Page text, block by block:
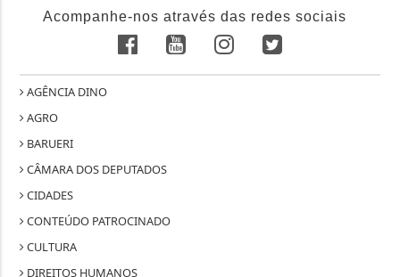
Acompanhe-nos através das redes sociais
AGÊNCIA DINO
AGRO
BARUERI
CÂMARA DOS DEPUTADOS
CIDADES
CONTEÚDO PATROCINADO
CULTURA
DIREITOS HUMANOS